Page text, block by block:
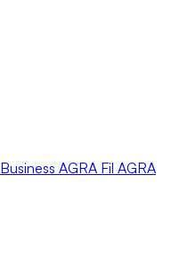
Business AGRA Fil AGRA